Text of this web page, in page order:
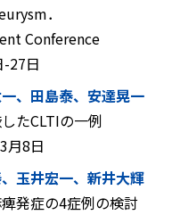
．
Conference
27日
、田島泰、安達晃一
たCLTIの一例
月8日
玉井宏一、新井大輝
発症の4症例の検討